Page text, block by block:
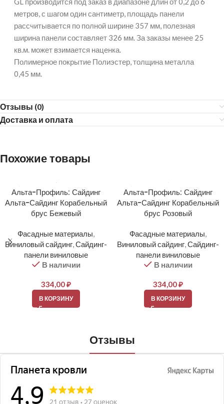
метров, с шагом один сантиметр, площадь панели
рассчитывается по полной ширине 357 мм, полезная
ширина панели составляет 326 мм. За заказы менее 25
кв.м. может взимается наценка.
Полимерное покрытие Полиэстер, толщина металла
0,45 мм.
Отзывы (0)
Доставка и оплата
Похожие товары
Альта-Профиль: Сайдинг
Альта-Сайдинг Корабельный
брус Бежевый
Фасадные материалы,
Виниловый сайдинг,Сайдинг-
панели виниловые
В наличии
334,00₽
В КОРЗИНУ
Альта-Профиль: Сайдинг
Альта-Сайдинг Корабельный
брус Розовый
Фасадные материалы,
Виниловый сайдинг,Сайдинг-
панели виниловые
В наличии
334,00₽
В КОРЗИНУ
Отзывы